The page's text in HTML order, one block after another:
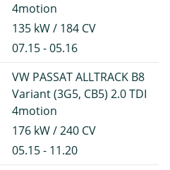
4motion
135 kW / 184 CV
07.15 - 05.16
VW PASSAT ALLTRACK B8
Variant (3G5, CB5) 2.0 TDI
4motion
176 kW / 240 CV
05.15 - 11.20